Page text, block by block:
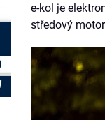
e-kol je
středový